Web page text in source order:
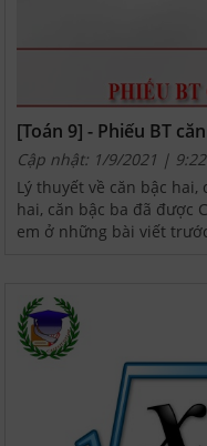
[Toán 9] - Phiếu BT
Cập nhật: 1/9/2021 |
Lý thuyết về căn bậc hai,
hai, căn bậc ba đã được
em ở những bài viết